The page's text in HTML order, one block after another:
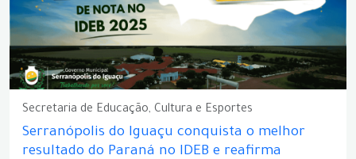
Secretaria de Educação, Cultura e Esportes
Serranópolis do Iguaçu conquista o melhor
resultado do Paraná no IDEB e reafirma